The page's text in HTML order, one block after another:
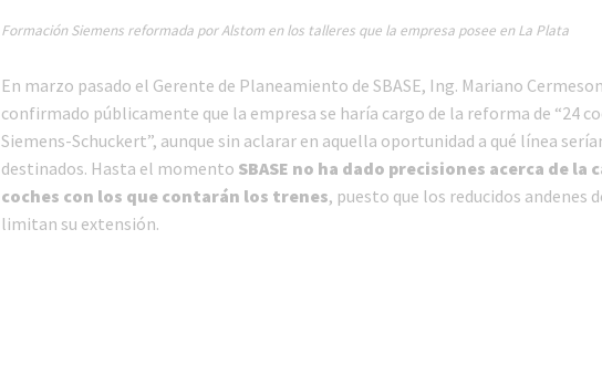
Formación Siemens reformada por Alstom en los talleres que la empresa posee en La Plata
En marzo pasado el Gerente de Planeamiento de SBASE, Ing. Mariano
confirmado públicamente que la empresa se haría cargo de la reforma de “24
Siemens-Schuckert”, aunque sin aclarar en aquella oportunidad a qué línea
destinados. Hasta el momento SBASE no ha dado precisiones acerca de la
coches con los que contarán los trenes, puesto que los reducidos andenes
limitan su extensión.